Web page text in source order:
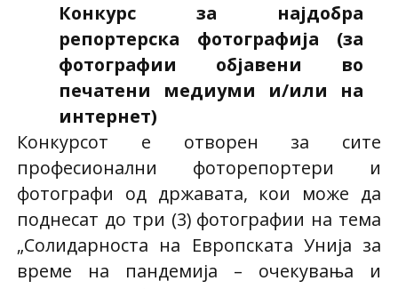
Конкурс за најдобра
репортерска фотографија (за
фотографии објавени во
печатени медиуми и/или на
интернет)
Конкурсот е отворен за сите
професионални фоторепортери и
фотографи од државата, кои може да
поднесат до три (3) фотографии на тема
„Солидарноста на Европската Унија за
време на пандемија – очекувања и